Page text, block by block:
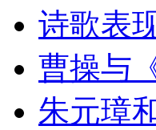
诗歌表
曹操与
朱元璋